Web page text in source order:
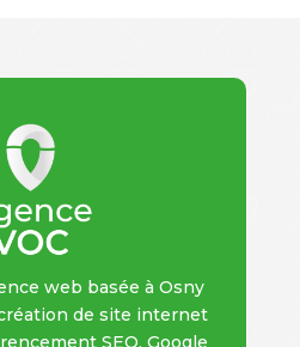
web basée à Osny
de site internet
SEO, Google